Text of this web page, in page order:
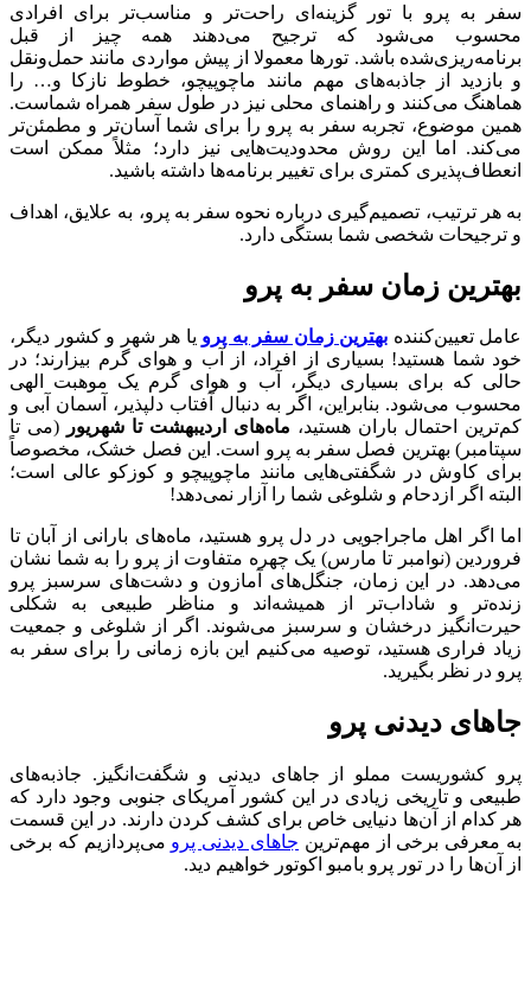
سفر به پرو با تور گزینه‌ای راحت‌تر و مناسب‌تر برای افرادی
محسوب می‌شود که ترجیح می‌دهند همه چیز از قبل
برنامه‌ریزی‌شده باشد. تورها معمولا از پیش مواردی مانند حمل‌ونقل
و بازدید از جاذبه‌های مهم مانند ماچوپیچو، خطوط نازکا و… را
هماهنگ می‌کنند و راهنمای محلی نیز در طول سفر همراه شماست.
همین موضوع، تجربه سفر به پرو را برای شما آسان‌تر و مطمئن‌تر
می‌کند. اما این روش محدودیت‌هایی نیز دارد؛ مثلاً ممکن است
انعطاف‌پذیری کمتری برای تغییر برنامه‌ها داشته باشید.
به هر ترتیب، تصمیم‌گیری درباره نحوه سفر به پرو، به علایق، اهداف
و ترجیحات شخصی شما بستگی دارد.
بهترین زمان سفر به پرو
عامل تعیین‌کننده بهترین زمان سفر به پرو یا هر شهر و کشور دیگر،
خود شما هستید! بسیاری از افراد، از آب و هوای گرم بیزارند؛ در
حالی که برای بسیاری دیگر، آب و هوای گرم یک موهبت الهی
محسوب می‌شود. بنابراین، اگر به دنبال آفتاب دلپذیر، آسمان آبی و
کم‌ترین احتمال باران هستید، ماه‌های اردیبهشت تا شهریور (می تا
سپتامبر) بهترین فصل سفر به پرو است. این فصل خشک، مخصوصاً
برای کاوش در شگفتی‌هایی مانند ماچوپیچو و کوزکو عالی است؛
البته اگر ازدحام و شلوغی شما را آزار نمی‌دهد!
اما اگر اهل ماجراجویی در دل پرو هستید، ماه‌های بارانی از آبان تا
فروردین (نوامبر تا مارس) یک چهره متفاوت از پرو را به شما نشان
می‌دهد. در این زمان، جنگل‌های آمازون و دشت‌های سرسبز پرو
زنده‌تر و شاداب‌تر از همیشه‌اند و مناظر طبیعی به شکلی
حیرت‌انگیز درخشان و سرسبز می‌شوند. اگر از شلوغی و جمعیت
زیاد فراری هستید، توصیه می‌کنیم این بازه زمانی را برای سفر به
پرو در نظر بگیرید.
جاهای دیدنی پرو
پرو کشوریست مملو از جاهای دیدنی و شگفت‌انگیز. جاذبه‌های
طبیعی و تاریخی زیادی در این کشور آمریکای جنوبی وجود دارد که
هر کدام از آن‌ها دنیایی خاص برای کشف کردن دارند. در این قسمت
به معرفی برخی از مهم‌ترین جاهای دیدنی پرو می‌پردازیم که برخی
از آن‌ها را در تور پرو بامبو اکوتور خواهیم دید.